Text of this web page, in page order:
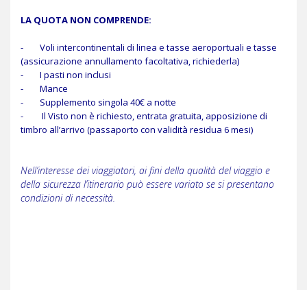
LA QUOTA NON COMPRENDE:
- Voli intercontinentali di linea e tasse aeroportuali e tasse
(assicurazione annullamento facoltativa, richiederla)
- I pasti non inclusi
- Mance
- Supplemento singola 40€ a notte
- Il Visto non è richiesto, entrata gratuita, apposizione di
timbro all’arrivo (passaporto con validità residua 6 mesi)
Nell’interesse dei viaggiatori, ai fini della qualità del viaggio e
della sicurezza l’itinerario può essere variato se si presentano
condizioni di necessità.